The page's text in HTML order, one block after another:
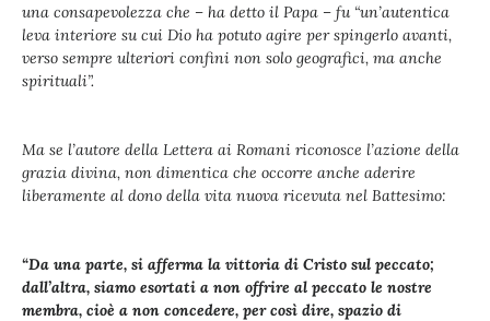
una consapevolezza che – ha detto il Papa – fu “un’autentica
leva interiore su cui Dio ha potuto agire per spingerlo avanti,
verso sempre ulteriori confini non solo geografici, ma anche
spirituali”.
Ma se l’autore della Lettera ai Romani riconosce l’azione della
grazia divina, non dimentica che occorre anche aderire
liberamente al dono della vita nuova ricevuta nel Battesimo:
“Da una parte, si afferma la vittoria di Cristo sul peccato;
dall’altra, siamo esortati a non offrire al peccato le nostre
membra, cioè a non concedere, per così dire, spazio di